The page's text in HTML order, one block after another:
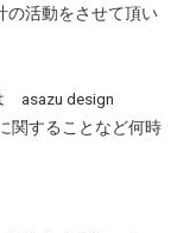
の活動をさせて頂い
asazu design
関することなど何時